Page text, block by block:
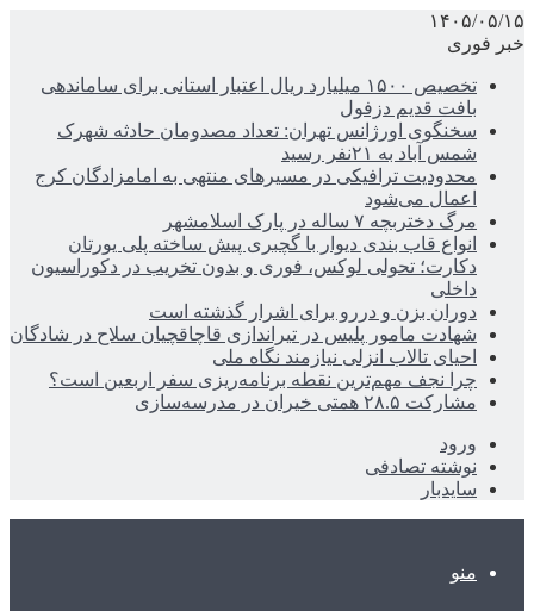
۱۴۰۵/۰۵/۱۵
خبر فوری
تخصیص ۱۵۰۰ میلیارد ریال اعتبار استانی برای ساماندهی
بافت قدیم دزفول
سخنگوی اورژانس تهران: تعداد مصدومان حادثه شهرک
شمس آباد به ۲۱نفر رسید
محدودیت ترافیکی در مسیرهای منتهی به امامزادگان کرج
اعمال می‌شود
مرگ دختربچه ۷ ساله در پارک اسلامشهر
انواع قاب بندی دیوار با گچبری پیش ساخته پلی یورتان
دکارت؛ تحولی لوکس، فوری و بدون تخریب در دکوراسیون
داخلی
دوران بزن و دررو برای اشرار گذشته است
شهادت مامور پلیس در تیراندازی قاچاقچیان سلاح در شادگان
احیای تالاب انزلی نیازمند نگاه ملی
چرا نجف مهم‌ترین نقطه برنامه‌ریزی سفر اربعین است؟
مشارکت ۲۸.۵ همتی خیران در مدرسه‌سازی
ورود
نوشته تصادفی
سایدبار
منو